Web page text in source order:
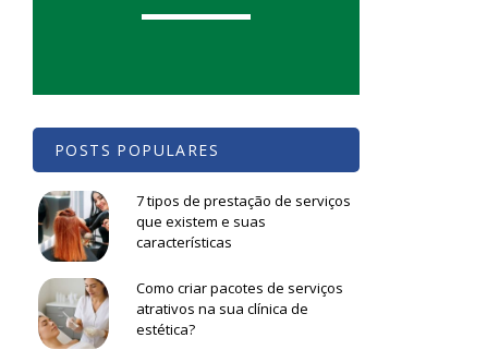
POSTS POPULARES
7 tipos de prestação de serviços
que existem e suas
características
Como criar pacotes de serviços
atrativos na sua clínica de
estética?